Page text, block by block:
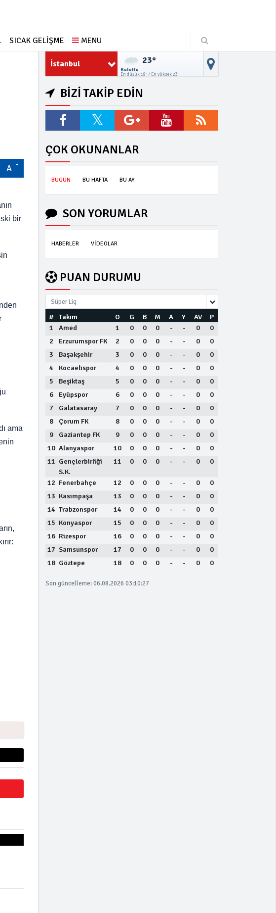
SICAK GELİŞME MENU
A
bir
ama
İstanbul 23°
Bulutlu
En düşük 19° / En yüksek 23°
BİZİ TAKİP EDİN
ÇOK OKUNANLAR
BUGÜN BU HAFTA BU AY
SON YORUMLAR
HABERLER VİDEOLAR
PUAN DURUMU
Süper Lig
# Takım O G B M A Y AV
P
1
Amed 1 0 0 0 - - 0
0
2
Erzurumspor FK 2 0 0 0 - - 0
0
3
Başakşehir 3 0 0 0 - - 0
0
4
Kocaelispor 4 0 0 0 - - 0
0
5
Beşiktaş 5 0 0 0 - - 0
0
6
Eyüpspor 6 0 0 0 - - 0
0
7
Galatasaray 7 0 0 0 - - 0
0
8
Çorum FK 8 0 0 0 - - 0
0
9
Gaziantep FK 9 0 0 0 - - 0
0
10 Alanyaspor 10 0 0 0 - - 0
0
11 Gençlerbirliği
S.K.
11 0 0 0 - - 0 0
12 Fenerbahçe 12 0 0 0 - - 0
0
13 Kasımpaşa 13 0 0 0 - - 0
0
14 Trabzonspor 14 0 0 0 - - 0
0
15 Konyaspor 15 0 0 0 - - 0
0
16 Rizespor 16 0 0 0 - - 0
0
17 Samsunspor 17 0 0 0 - - 0
0
18 Göztepe 18 0 0 0 - - 0 0
Son güncelleme: 06.08.2026 03:10:27